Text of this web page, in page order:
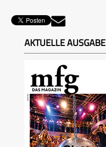
AKTUELLE AUSGABE